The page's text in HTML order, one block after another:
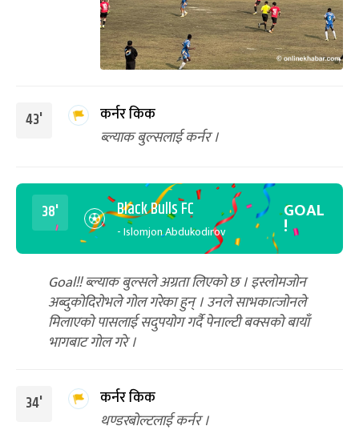
43'
कर्नर किक
ब्ल्याक बुल्सलाई कर्नर ।
38' Black Bulls FC
- Islomjon Abdukodirov
GOAL
!
Goal!! ब्ल्याक बुल्सले अग्रता लिएको छ । इस्लोमजोन
अब्दुकोदिरोभले गोल गरेका हुन् । उनले साभकात्जोनले
मिलाएको पासलाई सदुपयोग गर्दै पेनाल्टी बक्सको बायाँ
भागबाट गोल गरे ।
34'
कर्नर किक
थण्डरबोल्टलाई कर्नर ।